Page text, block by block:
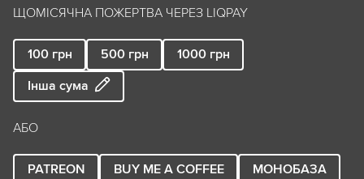
ЩОМІСЯЧНА ПОЖЕРТВА ЧЕРЕЗ LIQPAY
100 грн 500 грн 1000 грн
Інша сума
АБО
PATREON BUY ME A COFFEE
МОНОБАЗА